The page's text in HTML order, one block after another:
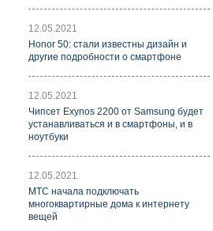
12.05.2021
Honor 50: стали известны дизайн и
другие подробности о смартфоне
12.05.2021
Чипсет Exynos 2200 от Samsung будет
устанавливаться и в смартфоны, и в
ноутбуки
12.05.2021
МТС начала подключать
многоквартирные дома к интернету
вещей